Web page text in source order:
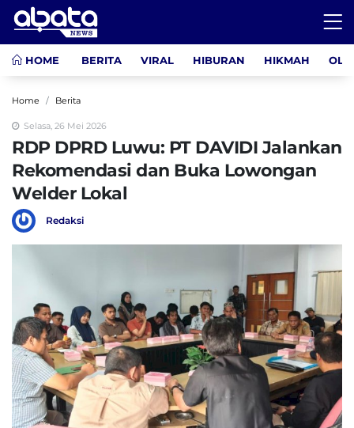
HOME BERITA VIRAL HIBURAN HIKMAH
Home Berita
Selasa, 26 Mei 2026
RDP DPRD Luwu: PT DAVIDI Jalankan
Rekomendasi dan Buka Lowongan
Welder Lokal
Redaksi